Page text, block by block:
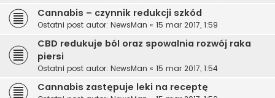
Cannabis – czynnik redukcji szkód
Ostatni post autor: NewsMan « 15 mar 2017, 1:59
CBD redukuje ból oraz spowalnia rozwój raka
piersi
Ostatni post autor: NewsMan « 15 mar 2017, 1:54
Cannabis zastępuje leki na receptę